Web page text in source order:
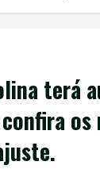
terá
os